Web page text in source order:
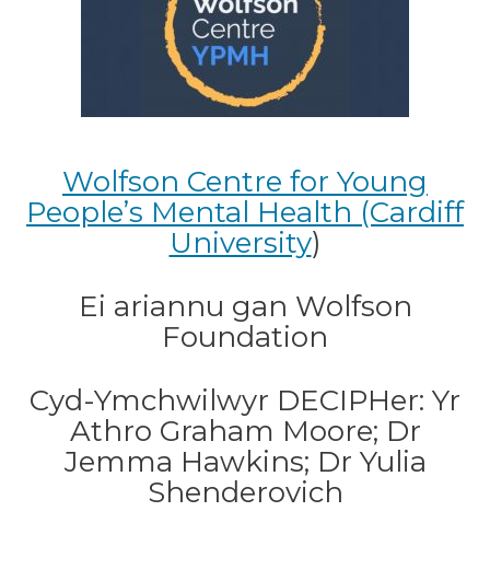
Wolfson Centre for Young
People’s Mental Health (Cardiff
University)
Ei ariannu gan Wolfson
Foundation
Cyd-Ymchwilwyr DECIPHer: Yr
Athro Graham Moore; Dr
Jemma Hawkins; Dr Yulia
Shenderovich